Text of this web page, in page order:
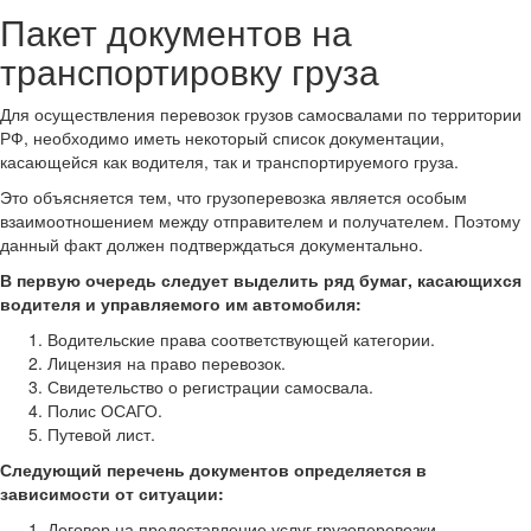
Пакет документов на
транспортировку груза
Для осуществления перевозок грузов самосвалами по территории
РФ, необходимо иметь некоторый список документации,
касающейся как водителя, так и транспортируемого груза.
Это объясняется тем, что грузоперевозка является особым
взаимоотношением между отправителем и получателем. Поэтому
данный факт должен подтверждаться документально.
В первую очередь следует выделить ряд бумаг, касающихся
водителя и управляемого им автомобиля:
Водительские права соответствующей категории.
Лицензия на право перевозок.
Свидетельство о регистрации самосвала.
Полис ОСАГО.
Путевой лист.
Следующий перечень документов определяется в
зависимости от ситуации: